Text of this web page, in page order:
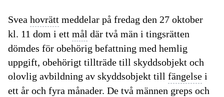
Svea hovrätt meddelar på fredag den 27 oktober
kl. 11 dom i ett mål där två män i tingsrätten
dömdes för obehörig befattning med hemlig
uppgift, obehörigt tillträde till skyddsobjekt och
olovlig avbildning av skyddsobjekt till fängelse i
ett år och fyra månader. De två männen greps och